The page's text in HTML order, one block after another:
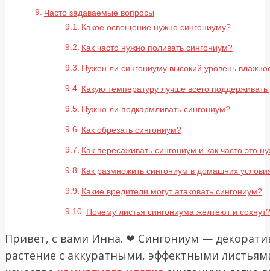
Часто задаваемые вопросы
Какое освещение нужно сингониуму?
Как часто нужно поливать сингониум?
Нужен ли сингониуму высокий уровень
Какую температуру лучше всего
Нужно ли подкармливать сингониум?
Как обрезать сингониум?
Как пересаживать сингониум и как часто это
Как размножить сингониум в домашних
Какие вредители могут атаковать сингониум?
Почему листья сингониума желтеют и сохнут?
Привет, с вами Инна. ❤ Сингониум —
растение с аккуратными, эффектными